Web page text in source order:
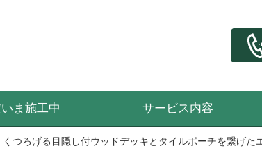
ま施工中 サービス内容
くつろげる目隠し付ウッドデッキとタイルポーチを繋げた